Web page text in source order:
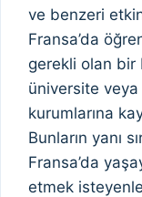
ve benzeri
Fransa’da
gerekli olan bir
üniversite
kurumlarına
Bunların yanı
Fransa’da
etmek